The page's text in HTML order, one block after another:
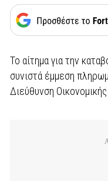
Το αίτημα για την
συνιστά έμμεση
Διεύθυνση